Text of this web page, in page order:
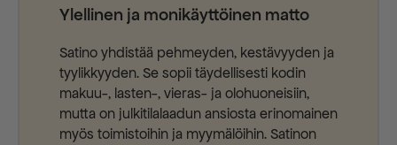
Ylellinen ja monikäyttöinen matto
Satino yhdistää pehmeyden, kestävyyden ja
tyylikkyyden. Se sopii täydellisesti kodin
makuu-, lasten-, vieras- ja olohuoneisiin,
mutta on julkitilalaadun ansiosta erinomainen
myös toimistoihin ja myymälöihin. Satinon